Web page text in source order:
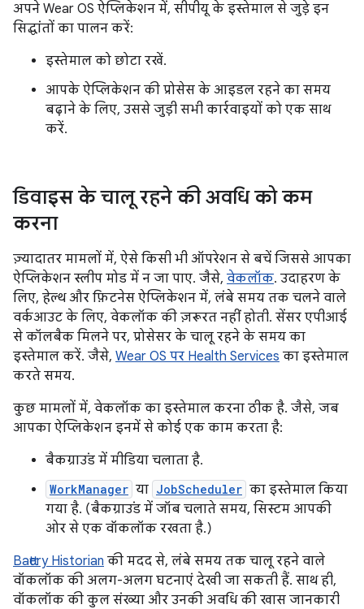
अपने Wear OS ऐप्लिकेशन में, सीपीयू के इस्तेमाल से जुड़े इन
सिद्धांतों का पालन करें:
इस्तेमाल को छोटा रखें.
आपके ऐप्लिकेशन की प्रोसेस के आइडल रहने का समय
बढ़ाने के लिए, उससे जुड़ी सभी कार्रवाइयों को एक साथ
करें.
डिवाइस के चालू रहने की अवधि को कम
करना
ज़्यादातर मामलों में, ऐसे किसी भी ऑपरेशन से बचें जिससे आपका
ऐप्लिकेशन स्लीप मोड में न जा पाए. जैसे, वेकलॉक. उदाहरण के
लिए, हेल्थ और फ़िटनेस ऐप्लिकेशन में, लंबे समय तक चलने वाले
वर्कआउट के लिए, वेकलॉक की ज़रूरत नहीं होती. सेंसर एपीआई
से कॉलबैक मिलने पर, प्रोसेसर के चालू रहने के समय का
इस्तेमाल करें. जैसे, Wear OS पर Health Services का इस्तेमाल
करते समय.
कुछ मामलों में, वेकलॉक का इस्तेमाल करना ठीक है. जैसे, जब
आपका ऐप्लिकेशन इनमें से कोई एक काम करता है:
बैकग्राउंड में मीडिया चलाता है.
WorkManager या JobScheduler का इस्तेमाल किया
गया है. (बैकग्राउंड में जॉब चलाते समय, सिस्टम आपकी
ओर से एक वॉकलॉक रखता है.)
Battery Historian की मदद से, लंबे समय तक चालू रहने वाले
वॉकलॉक की अलग-अलग घटनाएं देखी जा सकती हैं. साथ ही,
वॉकलॉक की कुल संख्या और उनकी अवधि की खास जानकारी